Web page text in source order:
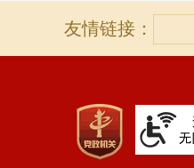
友情链接：